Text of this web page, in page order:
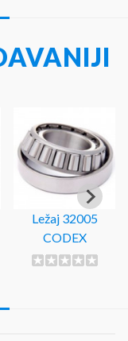
Ležaj 32005
CODEX